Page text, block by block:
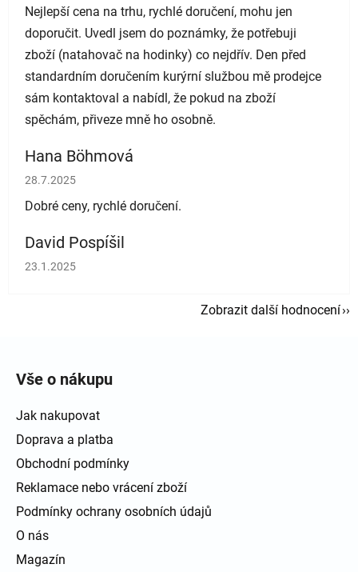
Nejlepší cena na trhu, rychlé doručení, mohu jen
doporučit. Uvedl jsem do poznámky, že potřebuji
zboží (natahovač na hodinky) co nejdřív. Den před
standardním doručením kurýrní službou mě prodejce
sám kontaktoval a nabídl, že pokud na zboží
spěchám, přiveze mně ho osobně.
Hana Böhmová
Hodnocení obchodu je 5 z 5 hvězdiček.
28.7.2025
Dobré ceny, rychlé doručení.
David Pospíšil
Hodnocení obchodu je 5 z 5 hvězdiček.
23.1.2025
Zobrazit další hodnocení
Vše o nákupu
Jak nakupovat
Doprava a platba
Obchodní podmínky
Reklamace nebo vrácení zboží
Podmínky ochrany osobních údajů
O nás
Magazín